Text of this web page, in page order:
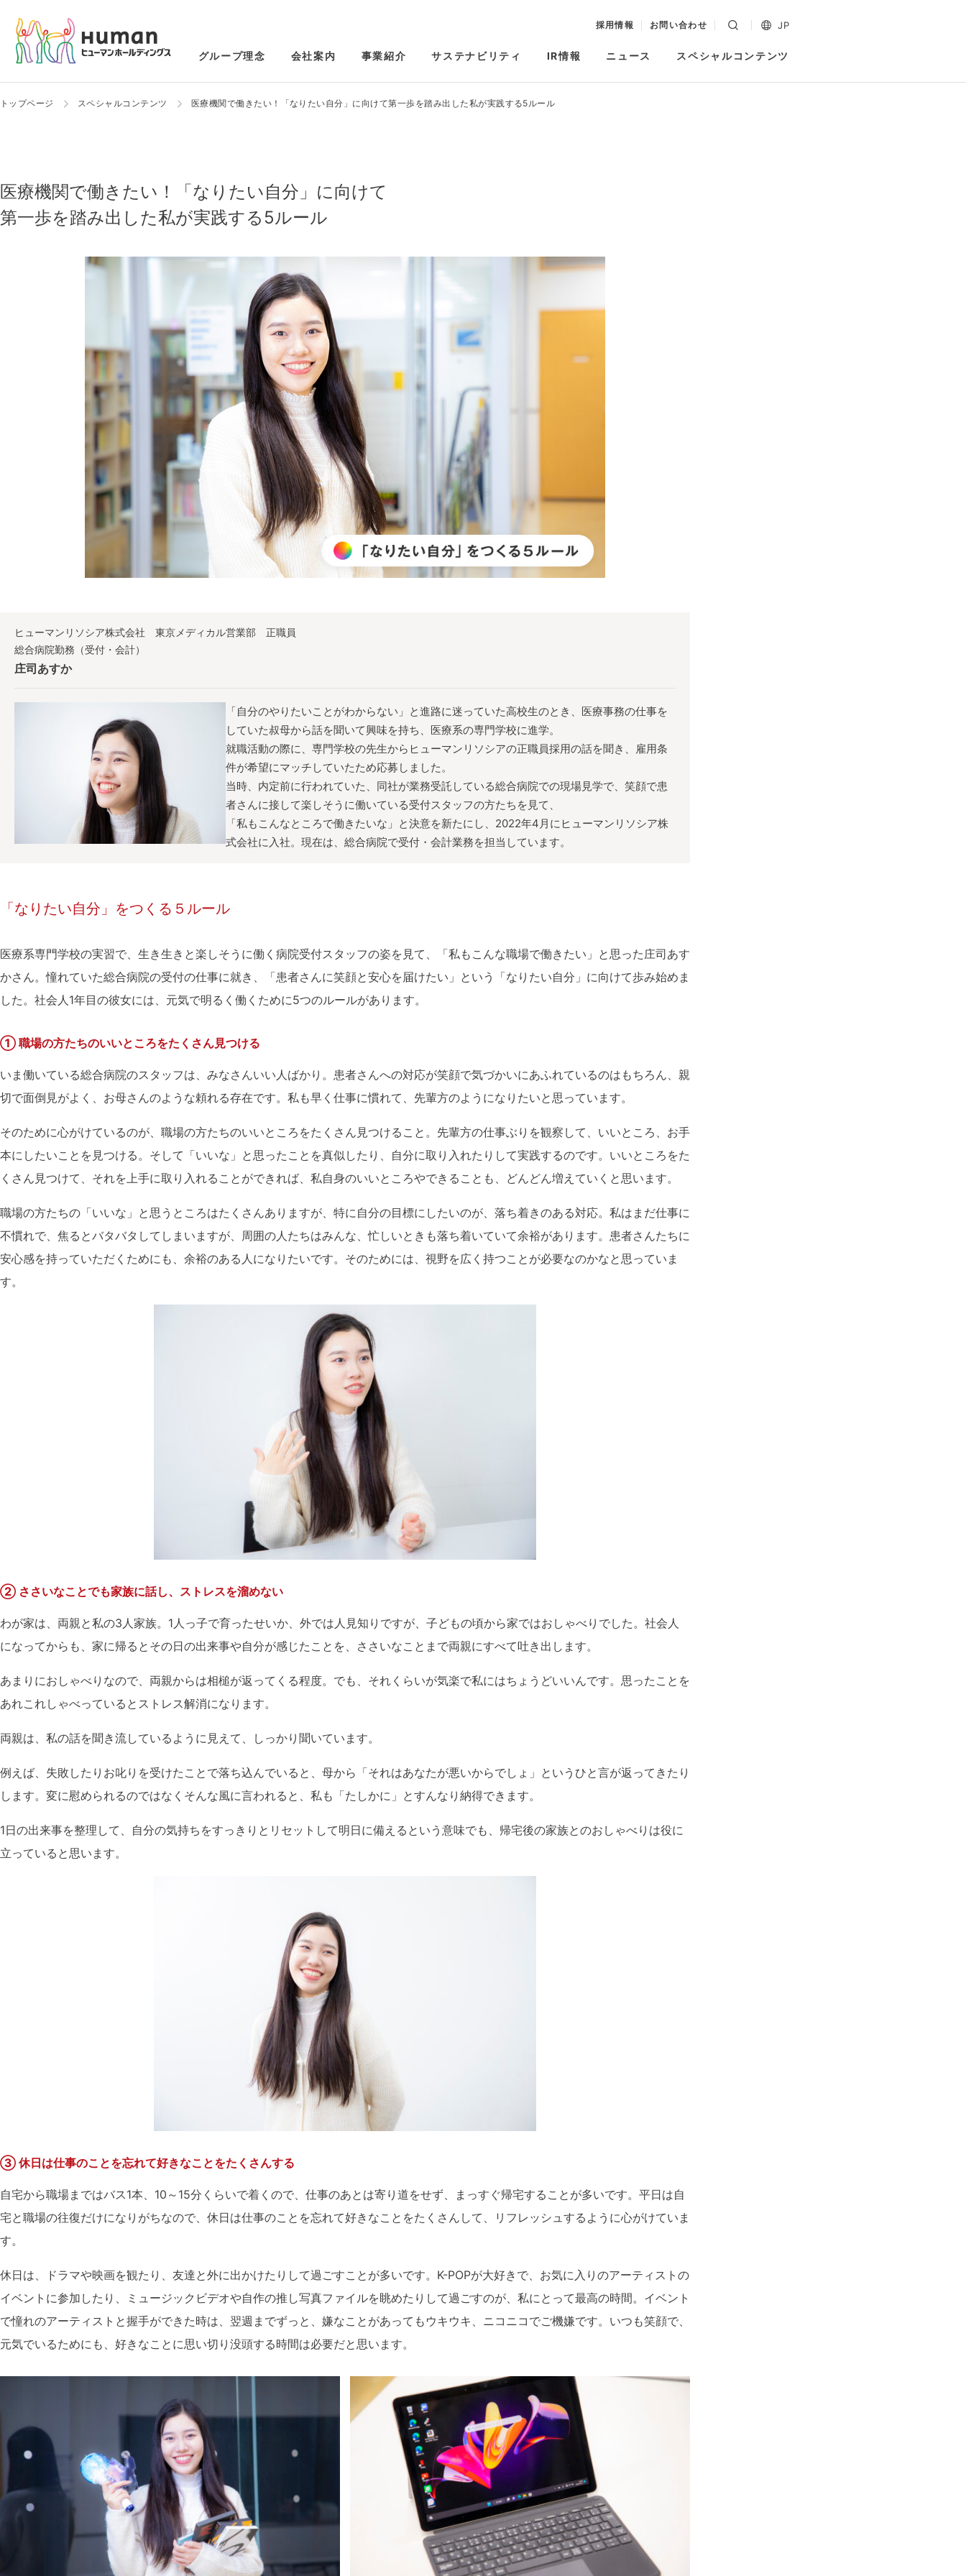
採用情報 お問い合わせ JP
グループ理念 会社案内 事業紹介 サステナビリティ IR情報 ニュース スペシャルコンテンツ
トップページ スペシャルコンテンツ 医療機関で働きたい！「なりたい自分」に向けて第一歩を踏み出した私が実践する5ルール
医療機関で働きたい！「なりたい自分」に向けて
第一歩を踏み出した私が実践する5ルール
ヒューマンリソシア株式会社 東京メディカル営業部 正職員
総合病院勤務（受付・会計）
庄司あすか
「自分のやりたいことがわからない」と進路に迷っていた高校生のとき、医療事務の仕事を
していた叔母から話を聞いて興味を持ち、医療系の専門学校に進学。
就職活動の際に、専門学校の先生からヒューマンリソシアの正職員採用の話を聞き、雇用条
件が希望にマッチしていたため応募しました。
当時、内定前に行われていた、同社が業務受託している総合病院での現場見学で、笑顔で患
者さんに接して楽しそうに働いている受付スタッフの方たちを見て、
「私もこんなところで働きたいな」と決意を新たにし、2022年4月にヒューマンリソシア株
式会社に入社。現在は、総合病院で受付・会計業務を担当しています。
「なりたい自分」をつくる５ルール
医療系専門学校の実習で、生き生きと楽しそうに働く病院受付スタッフの姿を見て、「私もこんな職場で働きたい」と思った庄司あす
かさん。憧れていた総合病院の受付の仕事に就き、「患者さんに笑顔と安心を届けたい」という「なりたい自分」に向けて歩み始めま
した。社会人1年目の彼女には、元気で明るく働くために5つのルールがあります。
① 職場の方たちのいいところをたくさん見つける
いま働いている総合病院のスタッフは、みなさんいい人ばかり。患者さんへの対応が笑顔で気づかいにあふれているのはもちろん、親
切で面倒見がよく、お母さんのような頼れる存在です。私も早く仕事に慣れて、先輩方のようになりたいと思っています。
そのために心がけているのが、職場の方たちのいいところをたくさん見つけること。先輩方の仕事ぶりを観察して、いいところ、お手
本にしたいことを見つける。そして「いいな」と思ったことを真似したり、自分に取り入れたりして実践するのです。いいところをた
くさん見つけて、それを上手に取り入れることができれば、私自身のいいところやできることも、どんどん増えていくと思います。
職場の方たちの「いいな」と思うところはたくさんありますが、特に自分の目標にしたいのが、落ち着きのある対応。私はまだ仕事に
不慣れで、焦るとバタバタしてしまいますが、周囲の人たちはみんな、忙しいときも落ち着いていて余裕があります。患者さんたちに
安心感を持っていただくためにも、余裕のある人になりたいです。そのためには、視野を広く持つことが必要なのかなと思っていま
す。
② ささいなことでも家族に話し、ストレスを溜めない
わが家は、両親と私の3人家族。1人っ子で育ったせいか、外では人見知りですが、子どもの頃から家ではおしゃべりでした。社会人
になってからも、家に帰るとその日の出来事や自分が感じたことを、ささいなことまで両親にすべて吐き出します。
あまりにおしゃべりなので、両親からは相槌が返ってくる程度。でも、それくらいが気楽で私にはちょうどいいんです。思ったことを
あれこれしゃべっているとストレス解消になります。
両親は、私の話を聞き流しているように見えて、しっかり聞いています。
例えば、失敗したりお叱りを受けたことで落ち込んでいると、母から「それはあなたが悪いからでしょ」というひと言が返ってきたり
します。変に慰められるのではなくそんな風に言われると、私も「たしかに」とすんなり納得できます。
1日の出来事を整理して、自分の気持ちをすっきりとリセットして明日に備えるという意味でも、帰宅後の家族とのおしゃべりは役に
立っていると思います。
③ 休日は仕事のことを忘れて好きなことをたくさんする
自宅から職場まではバス1本、10～15分くらいで着くので、仕事のあとは寄り道をせず、まっすぐ帰宅することが多いです。平日は自
宅と職場の往復だけになりがちなので、休日は仕事のことを忘れて好きなことをたくさんして、リフレッシュするように心がけていま
す。
休日は、ドラマや映画を観たり、友達と外に出かけたりして過ごすことが多いです。K-POPが大好きで、お気に入りのアーティストの
イベントに参加したり、ミュージックビデオや自作の推し写真ファイルを眺めたりして過ごすのが、私にとって最高の時間。イベント
で憧れのアーティストと握手ができた時は、翌週までずっと、嫌なことがあってもウキウキ、ニコニコでご機嫌です。いつも笑顔で、
元気でいるためにも、好きなことに思い切り没頭する時間は必要だと思います。